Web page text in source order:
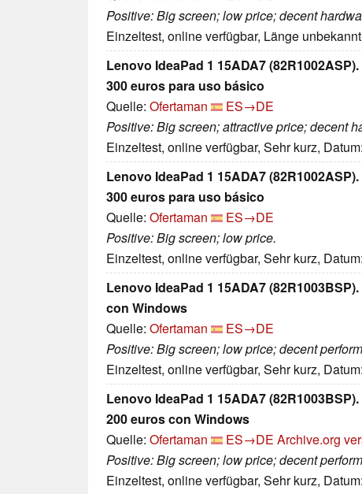
Positive: Big screen; low price; decent
Einzeltest, online verfügbar, Länge
Lenovo IdeaPad 1 15ADA7
300 euros para uso básico
Quelle: Ofertaman
ES→DE
Positive: Big screen; attractive price; decent
Einzeltest, online verfügbar, Sehr kurz,
Lenovo IdeaPad 1 15ADA7
300 euros para uso básico
Quelle: Ofertaman
ES→DE
Positive: Big screen; low price.
Einzeltest, online verfügbar, Sehr kurz,
Lenovo IdeaPad 1 15ADA7
con Windows
Quelle: Ofertaman
ES→DE
Positive: Big screen; low price; decent
Einzeltest, online verfügbar, Sehr kurz,
Lenovo IdeaPad 1 15ADA7
200 euros con Windows
Quelle: Ofertaman ES→DE Archive.org
Positive: Big screen; low price; decent
Einzeltest, online verfügbar, Sehr kurz,